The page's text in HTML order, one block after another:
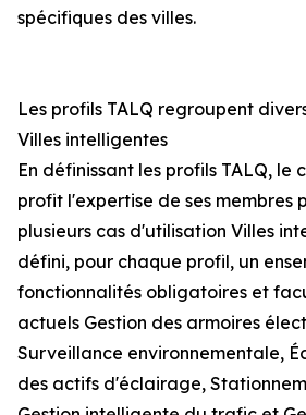
spécifiques des villes.
Les profils TALQ regroupent
Villes intelligentes
En définissant les profils TALQ, le
profit l'expertise de ses membres
plusieurs cas d'utilisation Villes
défini, pour chaque profil, un
fonctionnalités obligatoires et
actuels Gestion des armoires
Surveillance environnementale,
des actifs d'éclairage,